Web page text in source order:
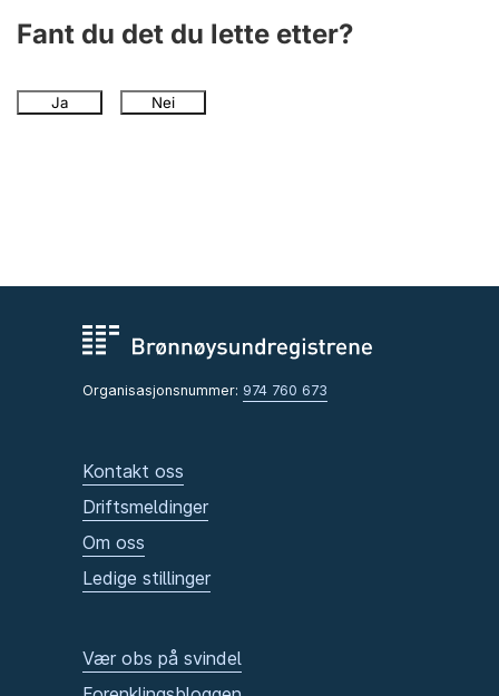
Fant du det du lette etter?
Ja Nei
Organisasjonsnummer: 974 760 673
Kontakt oss
Driftsmeldinger
Om oss
Ledige stillinger
Vær obs på svindel